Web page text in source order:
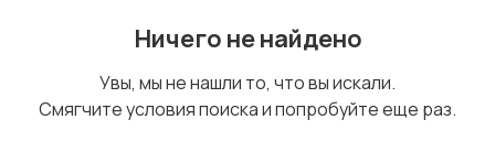
стабилизаторы
оборудование
Ничего не найдено
Увы, мы не нашли то, что вы искали.
Смягчите условия поиска и попробуйте еще раз.